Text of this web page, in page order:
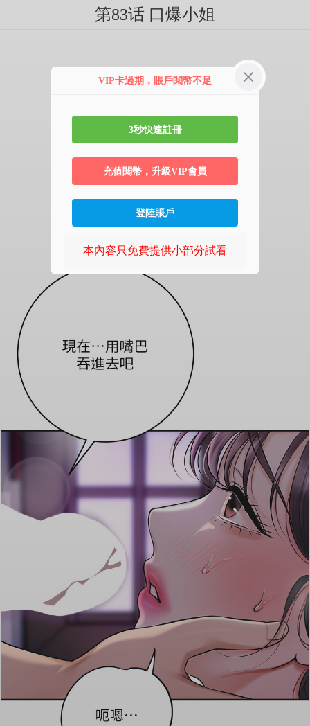
第83话 口爆小姐
VIP卡過期，賬戶閱幣不足
3秒快速註冊
充值閱幣，升級VIP會員
登陸賬戶
本內容只免費提供小部分試看